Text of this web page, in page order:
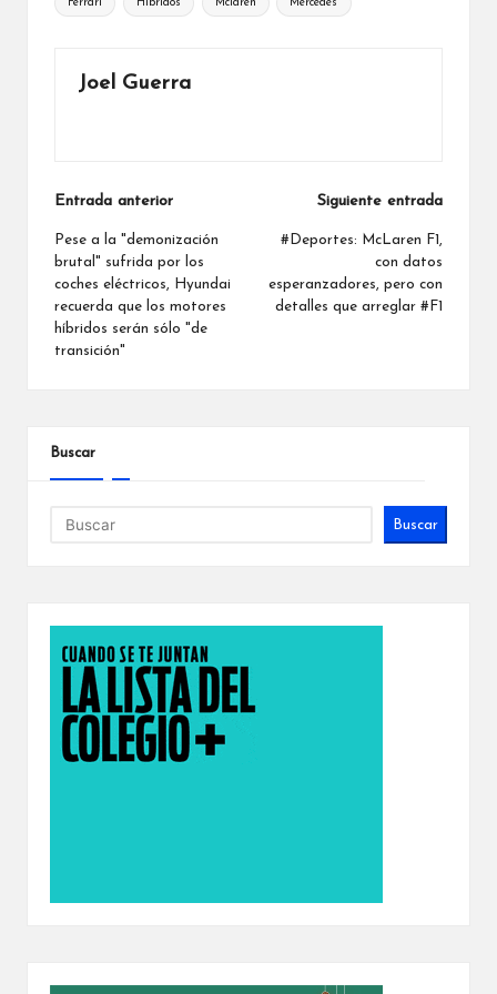
Ferrari Híbridos Mclaren Mercedes
Joel Guerra
Navegación
de
entradas
Entrada anterior
Pese a la "demonización
brutal" sufrida por los
coches eléctricos, Hyundai
recuerda que los motores
híbridos serán sólo "de
transición"
Siguiente entrada
#Deportes: McLaren F1,
con datos
esperanzadores, pero con
detalles que arreglar #F1
Buscar
Buscar